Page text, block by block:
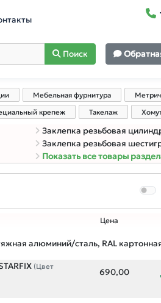
Поиск
Мебельная фурнитура
крепеж Такелаж
Заклепка резьбовая
Заклепка резьбовая
Показать все товары
Цена
алюминий/сталь, RAL
(Цвет
690,00